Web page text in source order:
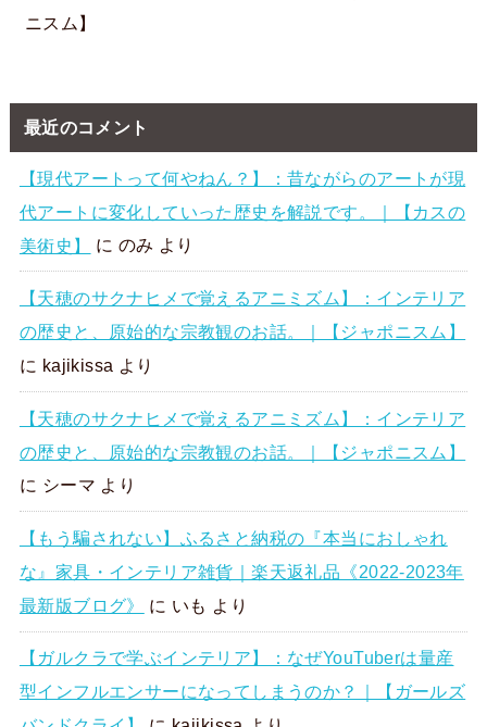
ニスム】
最近のコメント
【現代アートって何やねん？】：昔ながらのアートが現
代アートに変化していった歴史を解説です。｜【カスの
美術史】
に のみ より
【天穂のサクナヒメで覚えるアニミズム】：インテリア
の歴史と、原始的な宗教観のお話。｜【ジャポニスム】
に kajikissa より
【天穂のサクナヒメで覚えるアニミズム】：インテリア
の歴史と、原始的な宗教観のお話。｜【ジャポニスム】
に シーマ より
【もう騙されない】ふるさと納税の『本当におしゃれ
な』家具・インテリア雑貨｜楽天返礼品《2022-2023年
最新版ブログ》
に いも より
【ガルクラで学ぶインテリア】：なぜYouTuberは量産
型インフルエンサーになってしまうのか？｜【ガールズ